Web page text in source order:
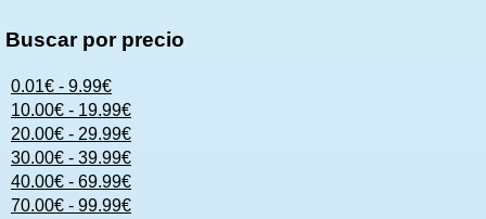
Buscar por precio
0.01€ - 9.99€
10.00€ - 19.99€
20.00€ - 29.99€
30.00€ - 39.99€
40.00€ - 69.99€
70.00€ - 99.99€